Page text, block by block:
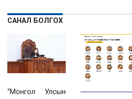
САНАЛ БОЛГОХ
“Монгол Улсын